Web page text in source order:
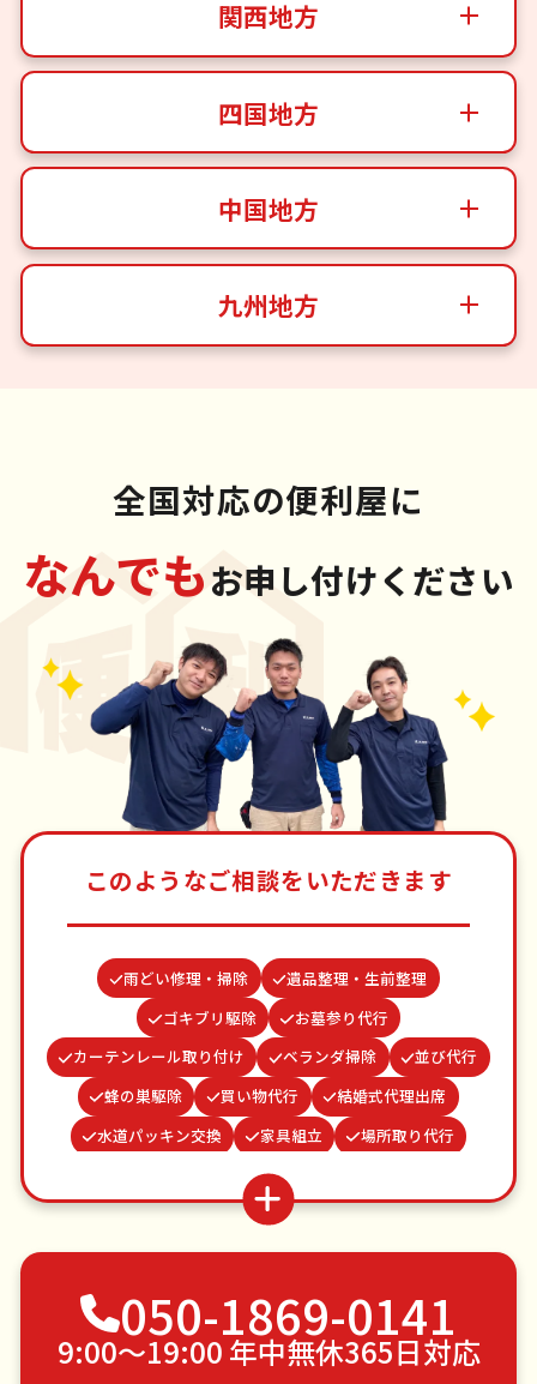
関西地方
四国地方
中国地方
九州地方
全国対応の便利屋に
なんでもお申し付けください
このようなご相談をいただきます
雨どい修理・掃除
遺品整理・生前整理
ゴキブリ駆除
お墓参り代行
カーテンレール取り付け
ベランダ掃除
並び代行
蜂の巣駆除
買い物代行
結婚式代理出席
水道パッキン交換
家具組立
場所取り代行
つた・ツルの撤去
網戸張替え
クモの駆除 物置解体
謝罪代行
病院付き添い
不用品回収
ゴミ屋敷片付け
植木の剪定
植木の伐採
手すり取り付け
ペットのお世話
エアコンクリーニング
050-1869-0141
9:00〜19:00 年中無休365日対応